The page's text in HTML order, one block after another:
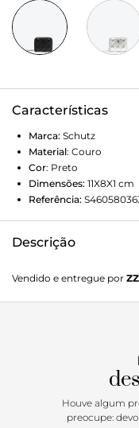
Características
Marca: Schutz
Material: Couro
Cor: Preto
Dimensões: 11X8X1 cm
Referência:
Descrição
acabamento de
para quem valoriza
internas para cartões
clássica, tornando-se
qualquer look com
Vendido e entregue por
Houve algum
preocupe: